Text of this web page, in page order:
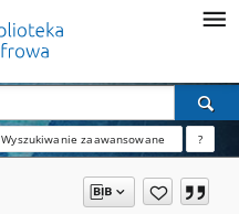
Wyszukiwanie zaawansowane ?